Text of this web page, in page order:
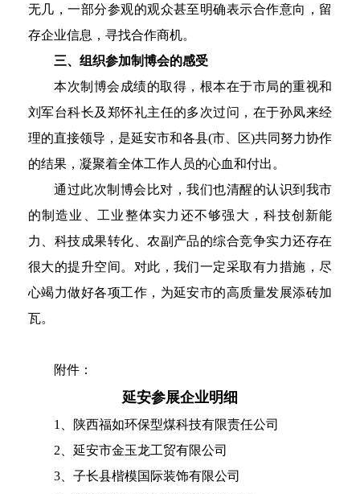
无几，一部分参观的观众甚至明确表示合作意向，留
存企业信息，寻找合作商机。
三、组织参加制博会的感受
本次制博会成绩的取得，根本在于市局的重视和
刘军台科长及郑怀礼主任的多次过问，在于孙凤来经
理的直接领导，是延安市和各县(市、区)共同努力协作
的结果，凝聚着全体工作人员的心血和付出。
通过此次制博会比对，我们也清醒的认识到我市
的制造业、工业整体实力还不够强大，科技创新能
力、科技成果转化、农副产品的综合竞争实力还存在
很大的提升空间。对此，我们一定采取有力措施，尽
心竭力做好各项工作，为延安市的高质量发展添砖加
瓦。
附件：
延安参展企业明细
1、陕西福如环保型煤科技有限责任公司
2、延安市金玉龙工贸有限公司
3、子长县楷模国际装饰有限公司